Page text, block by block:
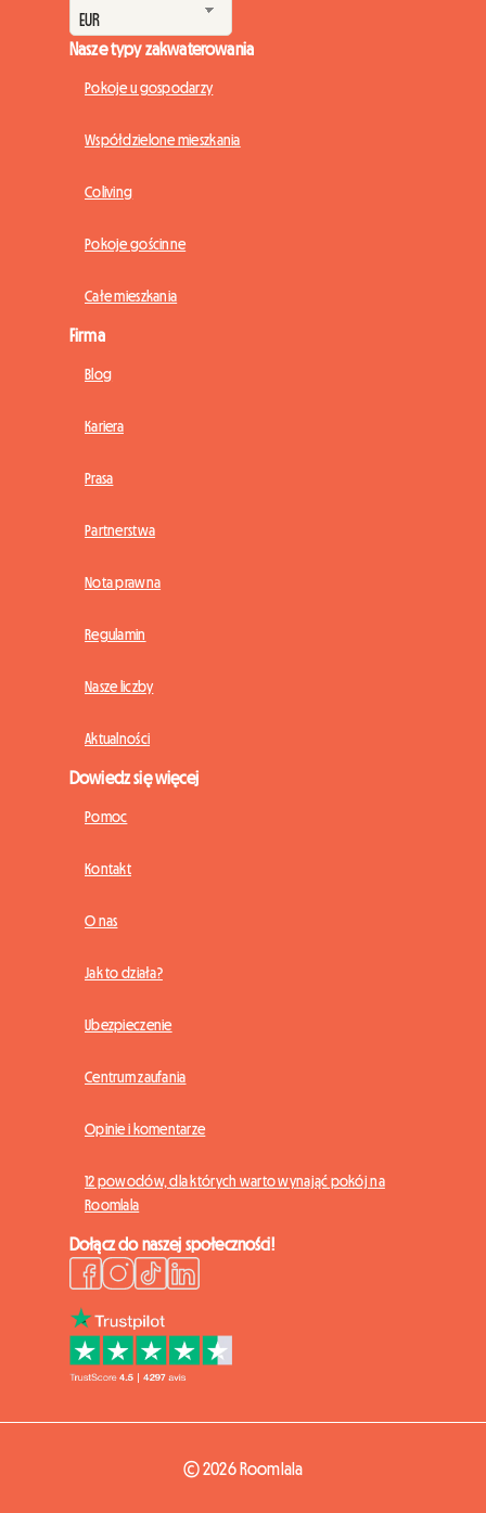
Nasze typy zakwaterowania
Pokoje u gospodarzy
Współdzielone mieszkania
Coliving
Pokoje gościnne
Całe mieszkania
Firma
Blog
Kariera
Prasa
Partnerstwa
Nota prawna
Regulamin
Nasze liczby
Aktualności
Dowiedz się więcej
Pomoc
Kontakt
O nas
Jak to działa?
Ubezpieczenie
Centrum zaufania
Opinie i komentarze
12 powodów, dla których warto wynająć pokój na
Roomlala
Dołącz do naszej społeczności!
© 2026 Roomlala